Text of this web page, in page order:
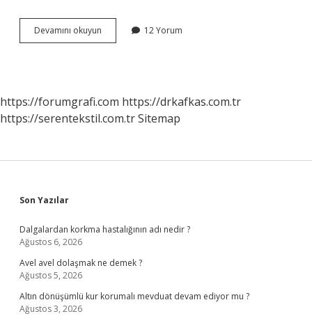
Devamını okuyun
Zeytini
12 Yorum
https://forumgrafi.com https://drkafkas.com.tr
https://serentekstil.com.trSitemap
Sidebar
Son Yazılar
Dalgalardan korkma hastalığının adı nedir ?
Ağustos 6, 2026
Avel avel dolaşmak ne demek ?
Ağustos 5, 2026
Altın dönüşümlü kur korumalı mevduat devam ediyor mu ?
Ağustos 3, 2026